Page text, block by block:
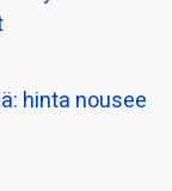
hinta nousee